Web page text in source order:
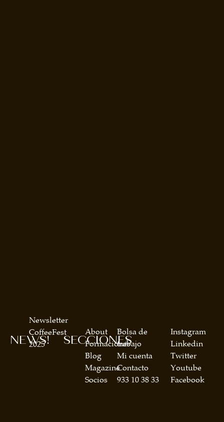
SECCIONES
About
Formaciones
Blog
Magazine
Socios
Bolsa de
trabajo
Mi cuenta
Contacto
933 10 38 33
NEWS!
Newsletter
CoffeeFest
2025
Instagram
Linkedin
Twitter
Youtube
Facebook